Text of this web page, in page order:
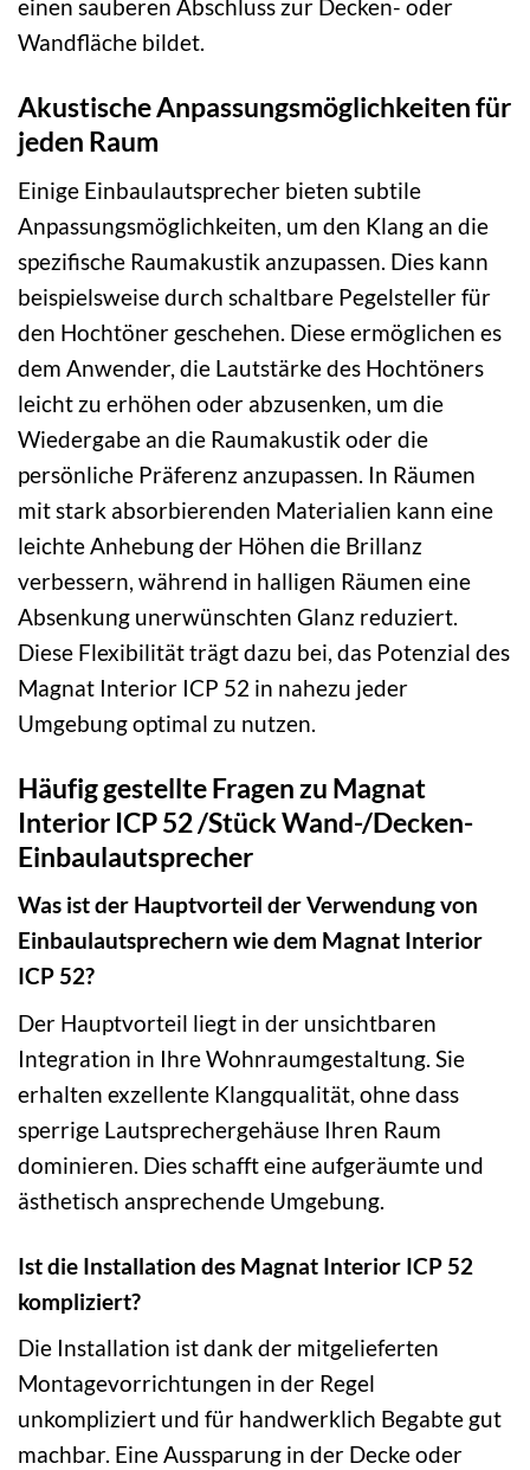
einen sauberen Abschluss zur Decken- oder
Wandfläche bildet.
Akustische Anpassungsmöglichkeiten für
jeden Raum
Einige Einbaulautsprecher bieten subtile
Anpassungsmöglichkeiten, um den Klang an die
spezifische Raumakustik anzupassen. Dies kann
beispielsweise durch schaltbare Pegelsteller für
den Hochtöner geschehen. Diese ermöglichen es
dem Anwender, die Lautstärke des Hochtöners
leicht zu erhöhen oder abzusenken, um die
Wiedergabe an die Raumakustik oder die
persönliche Präferenz anzupassen. In Räumen
mit stark absorbierenden Materialien kann eine
leichte Anhebung der Höhen die Brillanz
verbessern, während in halligen Räumen eine
Absenkung unerwünschten Glanz reduziert.
Diese Flexibilität trägt dazu bei, das Potenzial des
Magnat Interior ICP 52 in nahezu jeder
Umgebung optimal zu nutzen.
Häufig gestellte Fragen zu Magnat
Interior ICP 52 /Stück Wand-/Decken-
Einbaulautsprecher
Was ist der Hauptvorteil der Verwendung von
Einbaulautsprechern wie dem Magnat Interior
ICP 52?
Der Hauptvorteil liegt in der unsichtbaren
Integration in Ihre Wohnraumgestaltung. Sie
erhalten exzellente Klangqualität, ohne dass
sperrige Lautsprechergehäuse Ihren Raum
dominieren. Dies schafft eine aufgeräumte und
ästhetisch ansprechende Umgebung.
Ist die Installation des Magnat Interior ICP 52
kompliziert?
Die Installation ist dank der mitgelieferten
Montagevorrichtungen in der Regel
unkompliziert und für handwerklich Begabte gut
machbar. Eine Aussparung in der Decke oder